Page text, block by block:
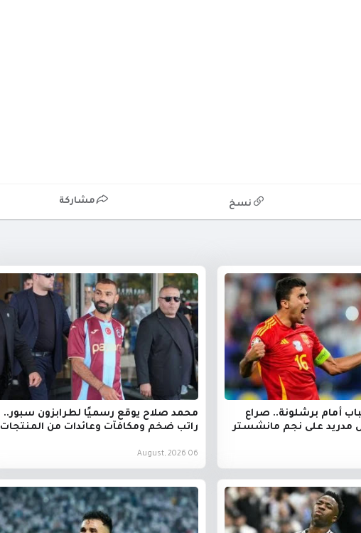
نسخ مشاركة
أمام برشلونة.. صراع
مدريد على نجم مانشستر
محمد صلاح يوقع رسميًا لطرابزون سبور..
راتب ضخم ومكافآت وعائدات من المنتجات
06 August, 2026